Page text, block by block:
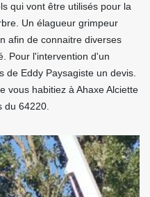
qui vont être utilisés pour la
Un élagueur grimpeur
afin de connaitre diverses
Pour l'intervention d'un
Eddy Paysagiste un devis.
vous habitiez à Ahaxe Alciette
du 64220.